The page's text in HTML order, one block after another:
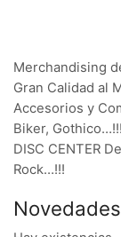
Merchandising
Gran Calidad al
Accesorios y
Biker, Gothico…!!!
DISC CENTER
Rock…!!!